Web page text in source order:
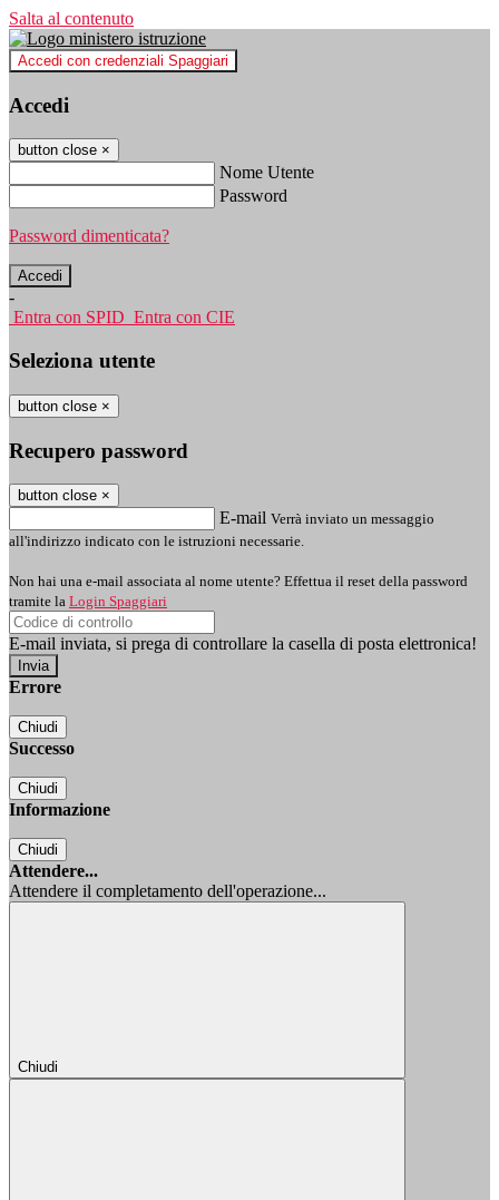
Salta al contenuto
Accedi con credenziali Spaggiari
Accedi
button close ×
Nome Utente
Password
Password dimenticata?
-
Entra con SPID Entra con CIE
Seleziona utente
button close ×
Recupero password
button close ×
E-mail Verrà inviato un messaggio
all'indirizzo indicato con le istruzioni necessarie.
Non hai una e-mail associata al nome utente? Effettua il reset della password
tramite la Login Spaggiari
E-mail inviata, si prega di controllare la casella di posta elettronica!
Errore
Chiudi
Successo
Chiudi
Informazione
Chiudi
Attendere...
Attendere il completamento dell'operazione...
Chiudi